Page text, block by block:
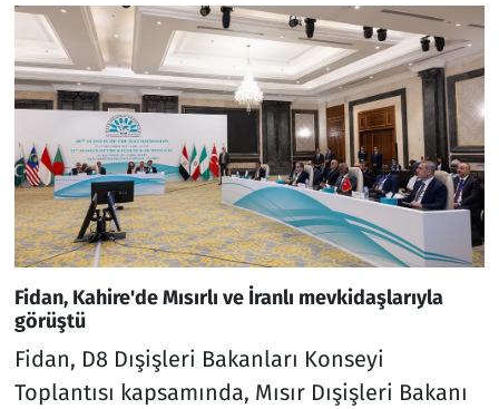
Fidan, Kahire'de Mısırlı ve İranlı mevkidaşlarıyla
görüştü
Fidan, D8 Dışişleri Bakanları Konseyi
Toplantısı kapsamında, Mısır Dışişleri Bakanı